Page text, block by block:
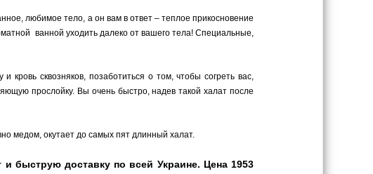
любимое тело, а он вам в ответ – теплое прикосновение
ванной уходить далеко от вашего тела! Специальные,
сквозняков, позаботиться о том, чтобы согреть вас,
прослойку. Вы очень быстро, надев такой халат после
медом, окутает до самых пят длинный халат.
быструю доставку по всей Украине. Цена 1953